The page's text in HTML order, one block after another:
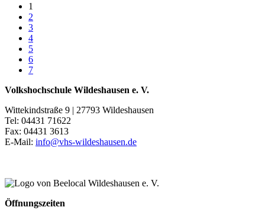
1
2
3
4
5
6
7
Volkshochschule Wildeshausen e. V.
Wittekindstraße 9 | 27793 Wildeshausen
Tel: 04431 71622
Fax: 04431 3613
E-Mail: info@vhs-wildeshausen.de
Öffnungszeiten